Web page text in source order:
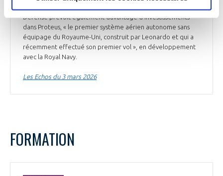
Défense prévoit également davantage d'investissements
dans Proteus, « le premier système aérien autonome sans
équipage du Royaume-Uni, construit par Leonardo et qui a
récemment effectué son premier vol », en développement
avec la Royal Navy.
Les Echos du 3 mars 2026
FORMATION